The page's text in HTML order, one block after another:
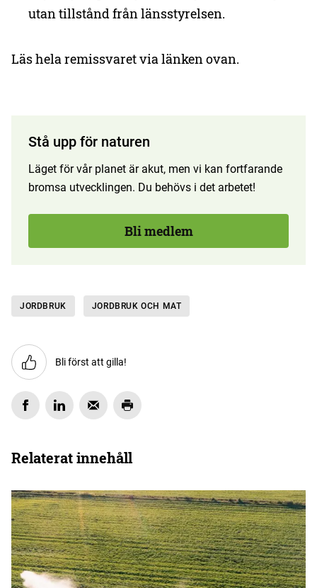
utan tillstånd från länsstyrelsen.
Läs hela remissvaret via länken ovan.
Stå upp för naturen
Läget för vår planet är akut, men vi kan fortfarande
bromsa utvecklingen. Du behövs i det arbetet!
Bli medlem
JORDBRUK JORDBRUK OCH MAT
Bli först att gilla!
Relaterat innehåll